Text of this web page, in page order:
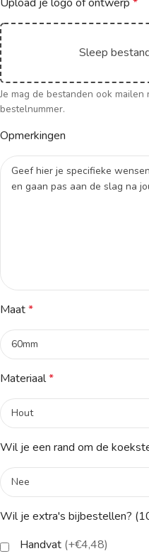
Sleep
Je mag de bestanden ook mailen
bestelnummer.
Opmerkingen
Maat*
Materiaal*
Wil je een rand om de
Wil je extra's bijbestellen?
Handvat (+€4,48)